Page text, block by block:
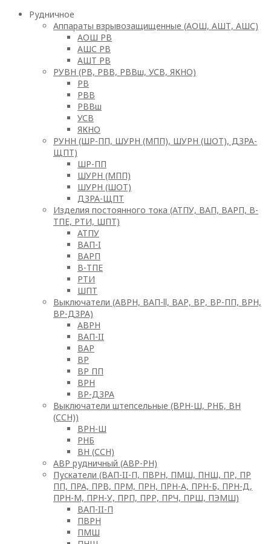
Рудничное
Аппараты взрывозащищенные (АОШ, АШТ, АШС)
АОШ РВ
АШС РВ
АШТ РВ
РУВН (РВ, РВВ, РВВш, УСВ, ЯКНО)
РВ
РВВ
РВВш
УСВ
ЯКНО
РУНН (ШР-ПП, ШУРН (МПП), ШУРН (ШОТ), ДЗРА-
ЩПТ)
ШР-ПП
ШУРН (МПП)
ШУРН (ШОТ)
ДЗРА-ЩПТ
Изделия постоянного тока (АТПУ, ВАП, ВАРП, В-
ТПЕ, РТИ, ШПТ)
АТПУ
ВАП-I
ВАРП
В-ТПЕ
РТИ
ШПТ
Выключатели (АВРН, ВАП-ll, ВАР, ВР, ВР-ПП, ВРН,
ВР-ДЗРА)
АВРН
ВАП-II
ВАР
ВР
ВР ПП
ВРН
ВР-ДЗРА
Выключатели штепсельные (ВРН-Ш, РНБ, ВН
(ССН))
ВРН-Ш
РНБ
ВН (ССН)
АВР рудничный (АВР-РН)
Пускатели (ВАП-II-П, ПВРН, ПМШ, ПНШ, ПР, ПР
ПП, ПРА, ПРВ, ПРМ, ПРН, ПРН-А, ПРН-Б, ПРН-Д,
ПРН-М, ПРН-У, ПРП, ПРР, ПРЧ, ПРШ, ПЭМШ)
ВАП-II-П
ПВРН
ПМШ